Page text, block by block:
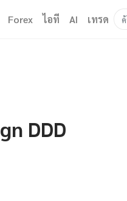
Forex ไอที AI เทรด
DDD